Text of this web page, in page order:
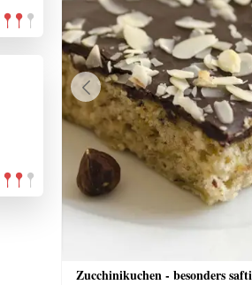
Zucchinikuchen - besonders
Previous